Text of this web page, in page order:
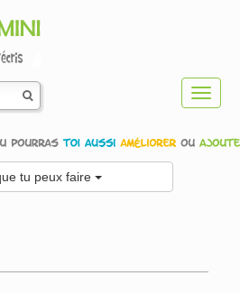
tu peux faire